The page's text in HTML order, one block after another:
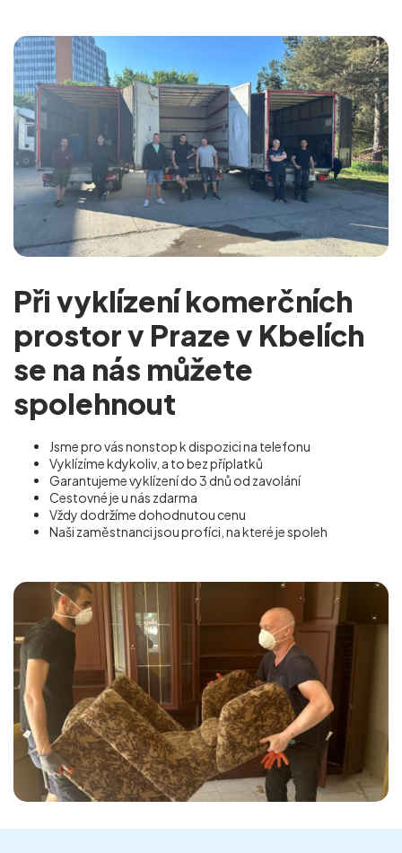
Při vyklízení komerčních
prostor v Praze v Kbelích
se na nás můžete
spolehnout
Jsme pro vás nonstop k dispozici na telefonu
Vyklízíme kdykoliv, a to bez příplatků
Garantujeme vyklízení do 3 dnů od zavolání
Cestovné je u nás zdarma
Vždy dodržíme dohodnutou cenu
Naši zaměstnanci jsou profíci, na které je spoleh